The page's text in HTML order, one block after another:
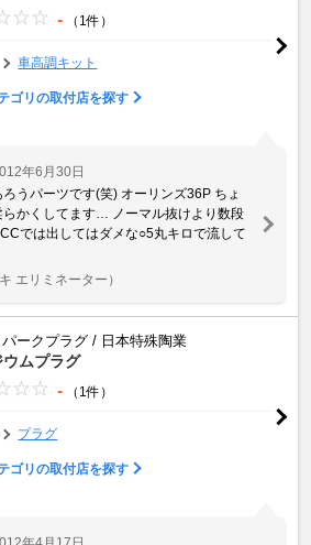
- （1件）
車高調キット
ゴリの取付店を探す
年6月30日
うパーツです(笑) オーリンズ36P ちょ
らかくしてます… ノーマル抜けより数段
では出してはダメな○5丸キロで流して
エリミネーター）
パークプラグ / 日本特殊陶業
ウムプラグ
- （1件）
プラグ
ゴリの取付店を探す